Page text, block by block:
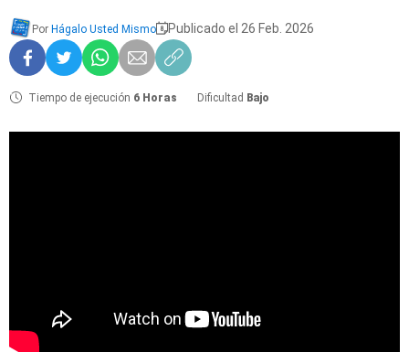
Por Hágalo Usted Mismo Publicado el 26 Feb. 2026
Tiempo de ejecución 6 Horas Dificultad Bajo